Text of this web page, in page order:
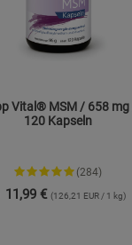
Vital® MSM / 658
120 Kapseln
(284)
11,99 € (126,21 EUR / 1 kg)